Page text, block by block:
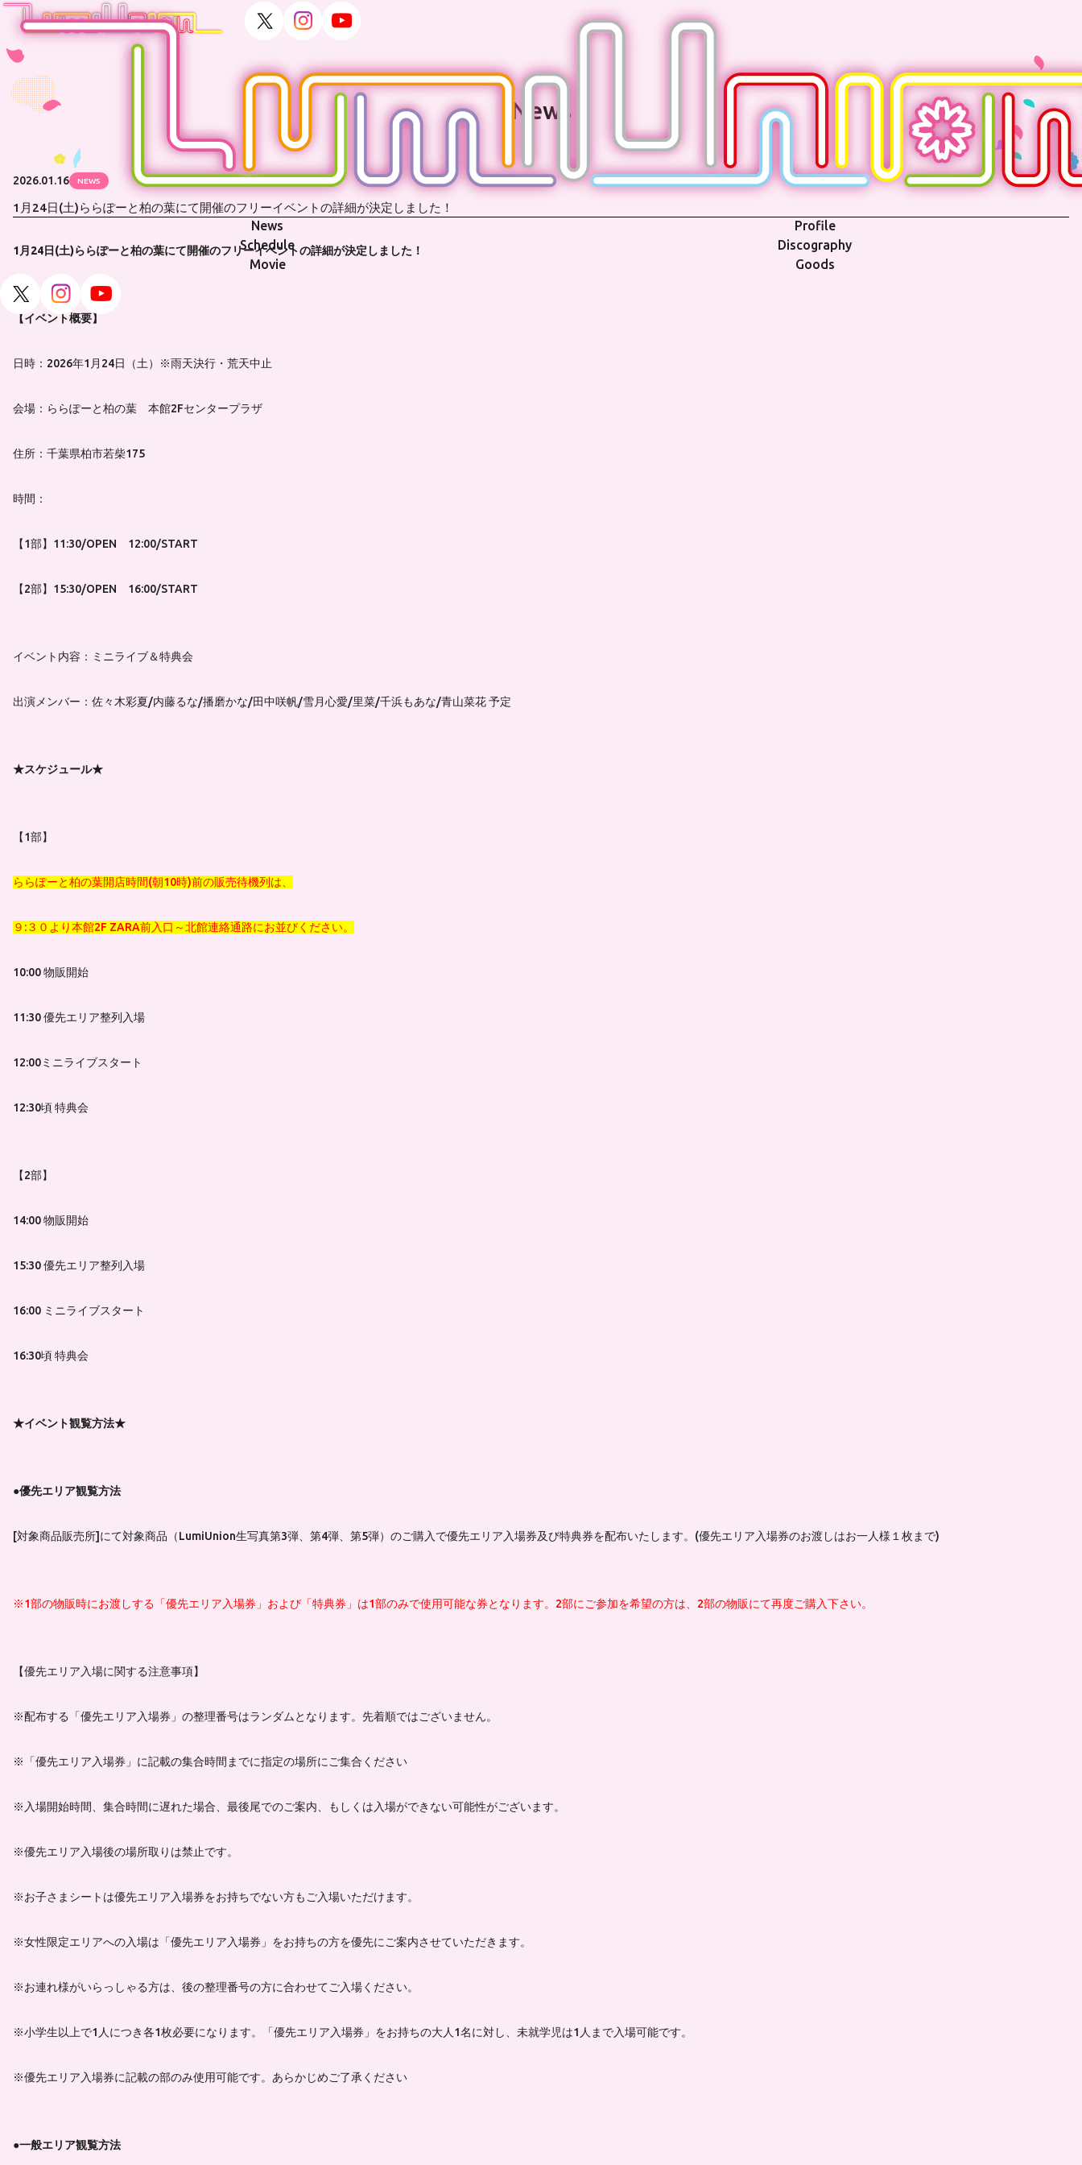
News
Profile
Schedule
Discography
Movie
Goods
News
2026.01.16 NEWS
1月24日(土)ららぽーと柏の葉にて開催のフリーイベントの詳細が決定しました！
1 月24日(土)ららぽーと柏の葉にて開催のフリーイベントの詳細が決定しました！
【イベント概要】
日時：2026年1月24日（土）※雨天決行・荒天中止
会場：ららぽーと柏の葉 本館2Fセンタープラザ
住所：千葉県柏市若柴175
時間：
【1部】11:30/OPEN 12:00/START
【2部】15:30/OPEN 16:00/START
イベント内容：ミニライブ＆特典会
出演メンバー：佐々木彩夏/内藤るな/播磨かな/田中咲帆/雪月心愛/里菜/千浜もあな/青山菜花 予定
★スケジュール★
【1部】
ららぽーと柏の葉開店時間(朝10時)前の販売待機列は、
９:３０より本館2F ZARA前入口～北館連絡通路にお並びください。
10:00 物販開始
11:30 優先エリア整列入場
12:00ミニライブスタート
12:30頃 特典会
【2部】
14:00 物販開始
15:30 優先エリア整列入場
16:00 ミニライブスタート
16:30頃 特典会
★イベント観覧方法★
●優先エリア観覧方法
[対象商品販売所]にて対象商品（LumiUnion生写真第3弾、第4弾、第5弾）のご購入で優先エリア入場券及び特典券を配布いたします。(優先エリア入場券のお渡しはお一人様１枚まで)
※1部の物販時にお渡しする「優先エリア入場券」および「特典券」は1部のみで使用可能な券となります。2部にご参加を希望の方は、2部の物販にて再度ご購入下さい。
【優先エリア入場に関する注意事項】
※配布する「優先エリア入場券」の整理番号はランダムとなります。先着順ではございません。
※「優先エリア入場券」に記載の集合時間までに指定の場所にご集合ください
※入場開始時間、集合時間に遅れた場合、最後尾でのご案内、もしくは入場ができない可能性がございます。
※優先エリア入場後の場所取りは禁止です。
※お子さまシートは優先エリア入場券をお持ちでない方もご入場いただけます。
※女性限定エリアへの入場は「優先エリア入場券」をお持ちの方を優先にご案内させていただきます。
※お連れ様がいらっしゃる方は、後の整理番号の方に合わせてご入場ください。
※小学生以上で1人につき各1枚必要になります。「優先エリア入場券」をお持ちの大人1名に対し、未就学児は1人まで入場可能です。
※優先エリア入場券に記載の部のみ使用可能です。あらかじめご了承ください
●一般エリア観覧方法